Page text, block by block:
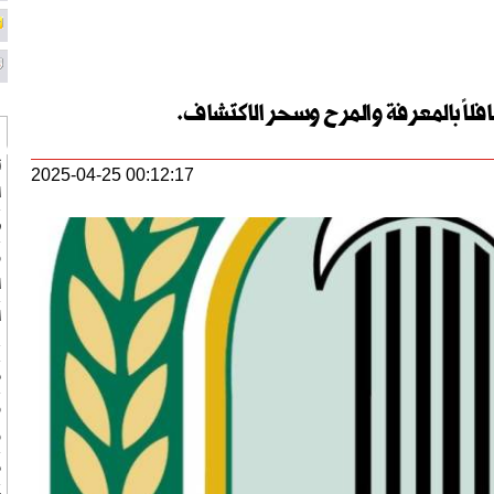
بالمعرفة والمرح وسحر الاكتشاف.
2025-04-25 00:12:17